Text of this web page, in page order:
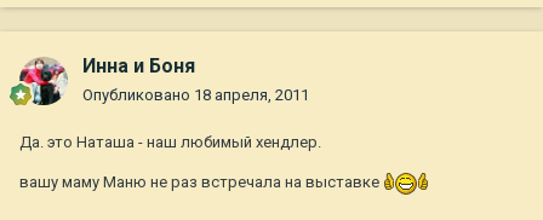
Инна и Боня
Опубликовано 18 апреля, 2011
Да. это Наташа - наш любимый хендлер.
вашу маму Маню не раз встречала на выставке